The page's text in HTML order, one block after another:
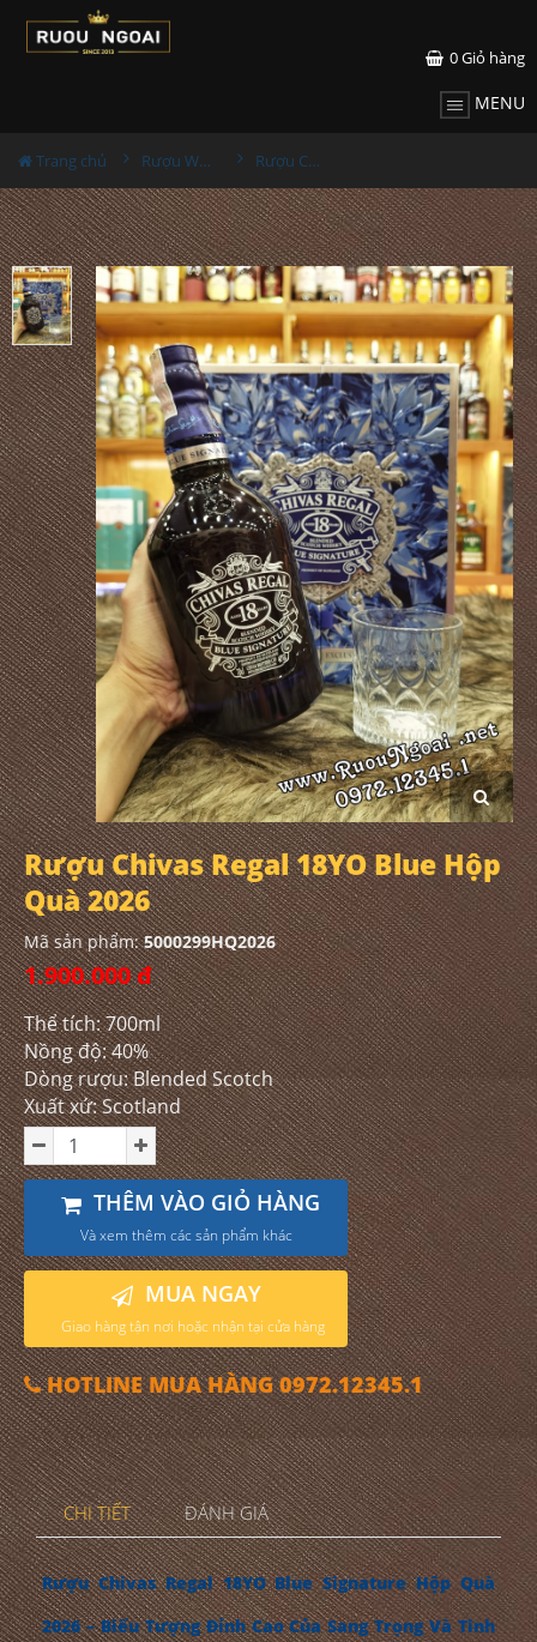
0Giỏ hàng
MENU
Trang chủ Rượu Whisky Rượu Chivas Regal 18YO Blue Hộp Quà 2026
Rượu Chivas Regal 18YO Blue Hộp
Quà 2026
Mã sản phẩm:5000299HQ2026
1.900.000 đ
Thể tích: 700ml
Nồng độ: 40%
Dòng rượu: Blended Scotch
Xuất xứ: Scotland
THÊM VÀO GIỎ HÀNG
Và xem thêm các sản phẩm khác
MUA NGAY
Giao hàng tận nơi hoặc nhận tại cửa hàng
HOTLINE MUA HÀNG 0972.12345.1
CHI TIẾT ĐÁNH GIÁ
Rượu Chivas Regal 18YO Blue Signature Hộp Quà
2026 – Biểu Tượng Đỉnh Cao Của Sang Trọng Và Tinh